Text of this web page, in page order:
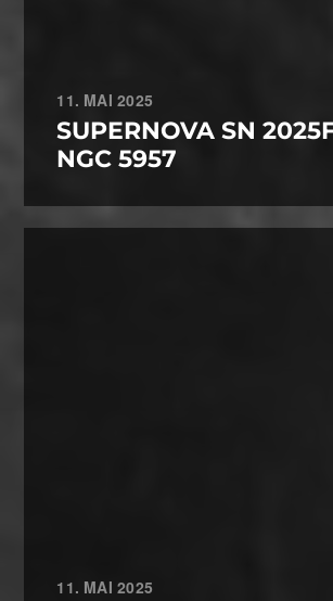
11. MAI 2025
SUPERNOVA SN
NGC 5957
11. MAI 2025